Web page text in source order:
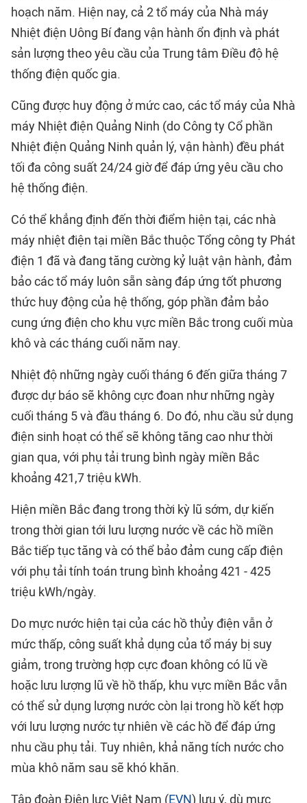
hoạch năm. Hiện nay, cả 2 tổ máy của Nhà máy
Nhiệt điện Uông Bí đang vận hành ổn định và phát
sản lượng theo yêu cầu của Trung tâm Điều độ hệ
thống điện quốc gia.
Cũng được huy động ở mức cao, các tổ máy của Nhà
máy Nhiệt điện Quảng Ninh (do Công ty Cổ phần
Nhiệt điện Quảng Ninh quản lý, vận hành) đều phát
tối đa công suất 24/24 giờ để đáp ứng yêu cầu cho
hệ thống điện.
Có thể khẳng định đến thời điểm hiện tại, các nhà
máy nhiệt điện tại miền Bắc thuộc Tổng công ty Phát
điện 1 đã và đang tăng cường kỷ luật vận hành, đảm
bảo các tổ máy luôn sẵn sàng đáp ứng tốt phương
thức huy động của hệ thống, góp phần đảm bảo
cung ứng điện cho khu vực miền Bắc trong cuối mùa
khô và các tháng cuối năm nay.
Nhiệt độ những ngày cuối tháng 6 đến giữa tháng 7
được dự báo sẽ không cực đoan như những ngày
cuối tháng 5 và đầu tháng 6. Do đó, nhu cầu sử dụng
điện sinh hoạt có thể sẽ không tăng cao như thời
gian qua, với phụ tải trung bình ngày miền Bắc
khoảng 421,7 triệu kWh.
Hiện miền Bắc đang trong thời kỳ lũ sớm, dự kiến
trong thời gian tới lưu lượng nước về các hồ miền
Bắc tiếp tục tăng và có thể bảo đảm cung cấp điện
với phụ tải tính toán trung bình khoảng 421 - 425
triệu kWh/ngày.
Do mực nước hiện tại của các hồ thủy điện vẫn ở
mức thấp, công suất khả dụng của tổ máy bị suy
giảm, trong trường hợp cực đoan không có lũ về
hoặc lưu lượng lũ về hồ thấp, khu vực miền Bắc vẫn
có thể sử dụng lượng nước còn lại trong hồ kết hợp
với lưu lượng nước tự nhiên về các hồ để đáp ứng
nhu cầu phụ tải. Tuy nhiên, khả năng tích nước cho
mùa khô năm sau sẽ khó khăn.
Tập đoàn Điện lực Việt Nam (EVN) lưu ý, dù mực